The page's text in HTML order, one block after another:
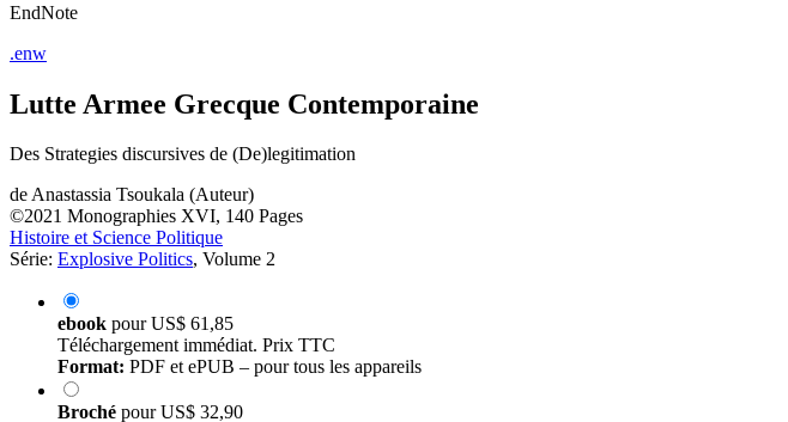
EndNote
.enw
Lutte Armee Grecque Contemporaine
Des Strategies discursives de (De)legitimation
deAnastassia Tsoukala (Auteur)
©2021 Monographies XVI, 140 Pages
Histoire et Science Politique
Série: Explosive Politics, Volume 2
ebook pourUS$ 61,85
Téléchargement immédiat. Prix TTC
Format: PDF et ePUB – pour tous les appareils
Broché pourUS$ 32,90